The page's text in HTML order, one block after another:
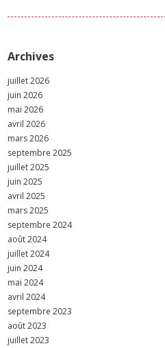
Archives
juillet 2026
juin 2026
mai 2026
avril 2026
mars 2026
septembre 2025
juillet 2025
juin 2025
avril 2025
mars 2025
septembre 2024
août 2024
juillet 2024
juin 2024
mai 2024
avril 2024
septembre 2023
août 2023
juillet 2023